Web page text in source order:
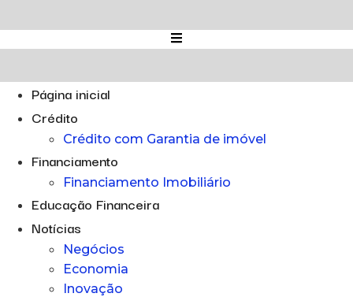
para
o
Página inicial
Crédito
Crédito com Garantia de imóvel
Financiamento
Financiamento Imobiliário
Educação Financeira
Notícias
Negócios
Economia
Inovação